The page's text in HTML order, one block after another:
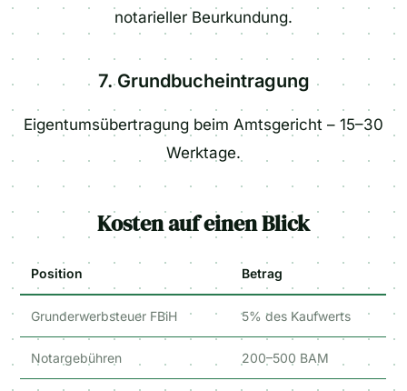
notarieller Beurkundung.
7. Grundbucheintragung
Eigentumsübertragung beim Amtsgericht – 15–30
Werktage.
Kosten auf einen Blick
Position Betrag
Grunderwerbsteuer FBiH 5% des Kaufwerts
Notargebühren 200–500 BAM